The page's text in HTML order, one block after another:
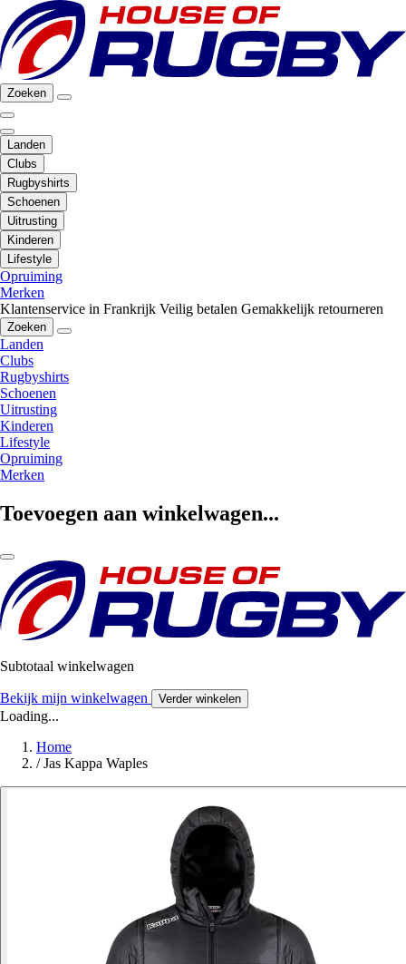
Zoeken
Landen
Clubs
Rugbyshirts
Schoenen
Uitrusting
Kinderen
Lifestyle
Opruiming
Merken
Klantenservice in Frankrijk Veilig betalen Gemakkelijk retourneren
Zoeken
Landen
Clubs
Rugbyshirts
Schoenen
Uitrusting
Kinderen
Lifestyle
Opruiming
Merken
Toevoegen aan winkelwagen...
Subtotaal winkelwagen
Bekijk mijn winkelwagen Verder winkelen
Loading...
Home
/ Jas Kappa Waples